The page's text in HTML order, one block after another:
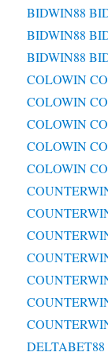
BIDWIN88
BIDWIN88
BIDWIN88
COLOWIN
COLOWIN
COLOWIN
COLOWIN
COLOWIN
DELTABET88